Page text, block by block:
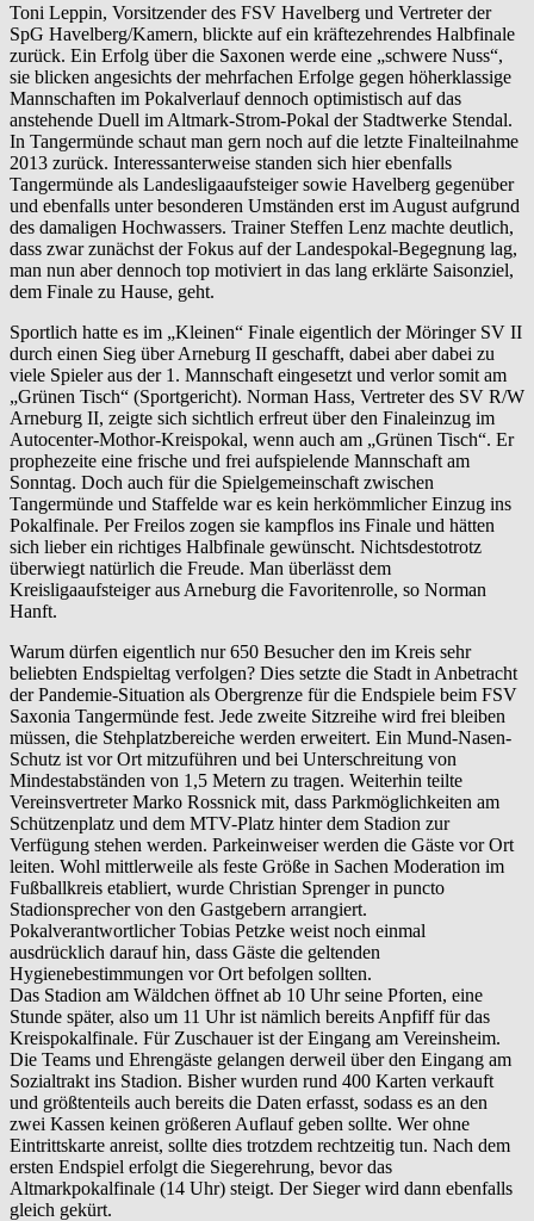
Toni Leppin, Vorsitzender des FSV Havelberg und Vertreter der
SpG Havelberg/Kamern, blickte auf ein kräftezehrendes Halbfinale
zurück. Ein Erfolg über die Saxonen werde eine „schwere Nuss“,
sie blicken angesichts der mehrfachen Erfolge gegen höherklassige
Mannschaften im Pokalverlauf dennoch optimistisch auf das
anstehende Duell im Altmark-Strom-Pokal der Stadtwerke Stendal.
In Tangermünde schaut man gern noch auf die letzte Finalteilnahme
2013 zurück. Interessanterweise standen sich hier ebenfalls
Tangermünde als Landesligaaufsteiger sowie Havelberg gegenüber
und ebenfalls unter besonderen Umständen erst im August aufgrund
des damaligen Hochwassers. Trainer Steffen Lenz machte deutlich,
dass zwar zunächst der Fokus auf der Landespokal-Begegnung lag,
man nun aber dennoch top motiviert in das lang erklärte Saisonziel,
dem Finale zu Hause, geht.
Sportlich hatte es im „Kleinen“ Finale eigentlich der Möringer SV II
durch einen Sieg über Arneburg II geschafft, dabei aber dabei zu
viele Spieler aus der 1. Mannschaft eingesetzt und verlor somit am
„Grünen Tisch“ (Sportgericht). Norman Hass, Vertreter des SV R/W
Arneburg II, zeigte sich sichtlich erfreut über den Finaleinzug im
Autocenter-Mothor-Kreispokal, wenn auch am „Grünen Tisch“. Er
prophezeite eine frische und frei aufspielende Mannschaft am
Sonntag. Doch auch für die Spielgemeinschaft zwischen
Tangermünde und Staffelde war es kein herkömmlicher Einzug ins
Pokalfinale. Per Freilos zogen sie kampflos ins Finale und hätten
sich lieber ein richtiges Halbfinale gewünscht. Nichtsdestotrotz
überwiegt natürlich die Freude. Man überlässt dem
Kreisligaaufsteiger aus Arneburg die Favoritenrolle, so Norman
Hanft.
Warum dürfen eigentlich nur 650 Besucher den im Kreis sehr
beliebten Endspieltag verfolgen? Dies setzte die Stadt in Anbetracht
der Pandemie-Situation als Obergrenze für die Endspiele beim FSV
Saxonia Tangermünde fest. Jede zweite Sitzreihe wird frei bleiben
müssen, die Stehplatzbereiche werden erweitert. Ein Mund-Nasen-
Schutz ist vor Ort mitzuführen und bei Unterschreitung von
Mindestabständen von 1,5 Metern zu tragen. Weiterhin teilte
Vereinsvertreter Marko Rossnick mit, dass Parkmöglichkeiten am
Schützenplatz und dem MTV-Platz hinter dem Stadion zur
Verfügung stehen werden. Parkeinweiser werden die Gäste vor Ort
leiten. Wohl mittlerweile als feste Größe in Sachen Moderation im
Fußballkreis etabliert, wurde Christian Sprenger in puncto
Stadionsprecher von den Gastgebern arrangiert.
Pokalverantwortlicher Tobias Petzke weist noch einmal
ausdrücklich darauf hin, dass Gäste die geltenden
Hygienebestimmungen vor Ort befolgen sollten.
Das Stadion am Wäldchen öffnet ab 10 Uhr seine Pforten, eine
Stunde später, also um 11 Uhr ist nämlich bereits Anpfiff für das
Kreispokalfinale. Für Zuschauer ist der Eingang am Vereinsheim.
Die Teams und Ehrengäste gelangen derweil über den Eingang am
Sozialtrakt ins Stadion. Bisher wurden rund 400 Karten verkauft
und größtenteils auch bereits die Daten erfasst, sodass es an den
zwei Kassen keinen größeren Auflauf geben sollte. Wer ohne
Eintrittskarte anreist, sollte dies trotzdem rechtzeitig tun. Nach dem
ersten Endspiel erfolgt die Siegerehrung, bevor das
Altmarkpokalfinale (14 Uhr) steigt. Der Sieger wird dann ebenfalls
gleich gekürt.